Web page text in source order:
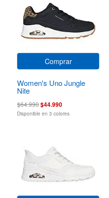
Comprar
Women's Uno Jungle
Nite
$64.990$44.990
Disponible en 3 colores